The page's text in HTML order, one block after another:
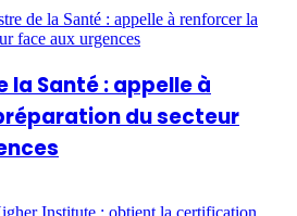
la Santé : appelle à
du secteur